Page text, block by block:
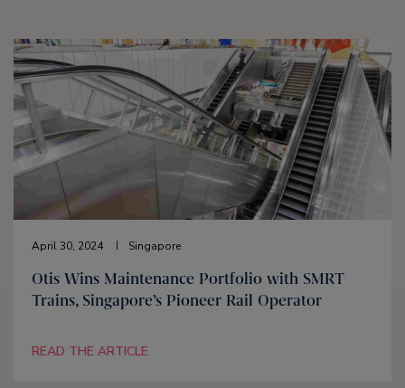
April 30, 2024 Singapore
Otis Wins Maintenance Portfolio with SMRT
Trains, Singapore’s Pioneer Rail Operator
READ THE ARTICLE